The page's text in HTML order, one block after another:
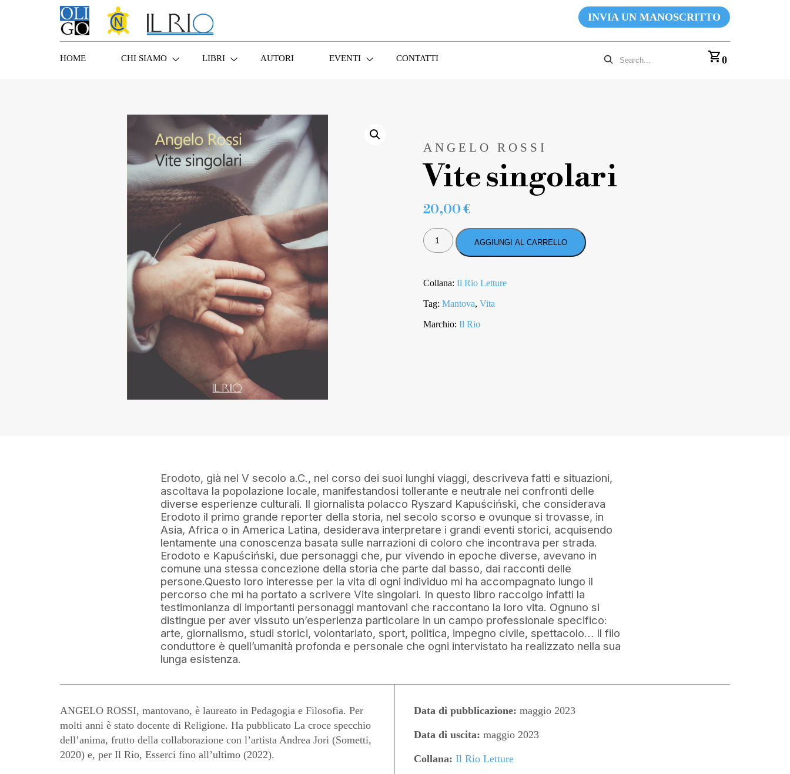
INVIA UN MANOSCRITTO
HOME CHI SIAMO LIBRI AUTORI EVENTI CONTATTI 0
ANGELO ROSSI
Vite singolari
20,00€
VITE
SINGOLARI
QUANTITÀ
AGGIUNGI AL CARRELLO
Collana: Il Rio Letture
Tag: Mantova, Vita
Marchio: Il Rio
Erodoto, già nel V secolo a.C., nel corso dei suoi lunghi viaggi, descriveva fatti e situazioni,
ascoltava la popolazione locale, manifestandosi tollerante e neutrale nei confronti delle
diverse esperienze culturali. Il giornalista polacco Ryszard Kapuściński, che considerava
Erodoto il primo grande reporter della storia, nel secolo scorso e ovunque si trovasse, in
Asia, Africa o in America Latina, desiderava interpretare i grandi eventi storici, acquisendo
lentamente una conoscenza basata sulle narrazioni di coloro che incontrava per strada.
Erodoto e Kapuściński, due personaggi che, pur vivendo in epoche diverse, avevano in
comune una stessa concezione della storia che parte dal basso, dai racconti delle
persone.Questo loro interesse per la vita di ogni individuo mi ha accompagnato lungo il
percorso che mi ha portato a scrivere Vite singolari. In questo libro raccolgo infatti la
testimonianza di importanti personaggi mantovani che raccontano la loro vita. Ognuno si
distingue per aver vissuto un’esperienza particolare in un campo professionale specifico:
arte, giornalismo, studi storici, volontariato, sport, politica, impegno civile, spettacolo… Il filo
conduttore è quell’umanità profonda e personale che ogni intervistato ha realizzato nella sua
lunga esistenza.
ANGELO ROSSI, mantovano, è laureato in Pedagogia e Filosofia. Per
molti anni è stato docente di Religione. Ha pubblicato La croce specchio
dell’anima, frutto della collaborazione con l’artista Andrea Jori (Sometti,
2020) e, per Il Rio, Esserci fino all’ultimo (2022).
Data di pubblicazione: maggio 2023
Data di uscita: maggio 2023
Collana: Il Rio Letture